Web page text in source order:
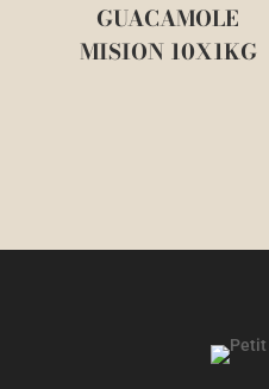
GUACAMOLE
MISION 10X1KG